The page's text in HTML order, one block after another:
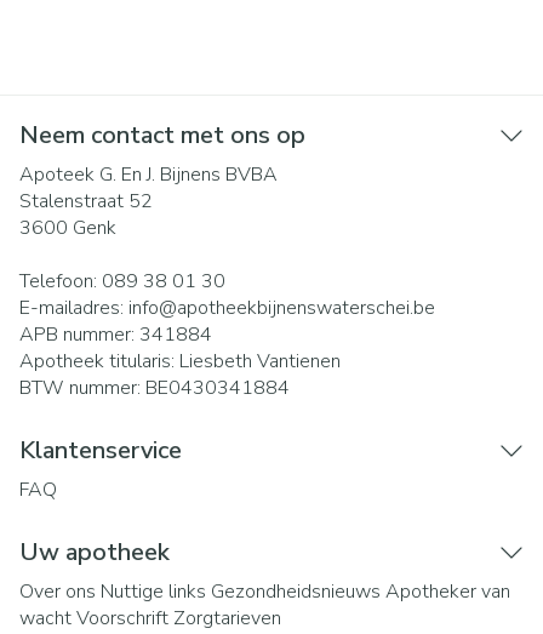
Neem contact met ons op
Apoteek G. En J. Bijnens BVBA
Stalenstraat 52
3600 Genk
Telefoon: 089 38 01 30
E-mailadres: info@apotheekbijnenswaterschei.be
APB nummer: 341884
Apotheek titularis: Liesbeth Vantienen
BTW nummer: BE0430341884
Klantenservice
FAQ
Uw apotheek
Over ons Nuttige links Gezondheidsnieuws Apotheker van
wachtVoorschrift Zorgtarieven